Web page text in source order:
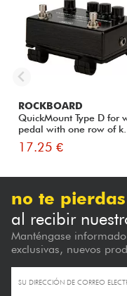
ROCKBOARD
QuickMount Type D for
pedal with one row of
17.25 €
no te
al recibir
Manténgase
exclusivas, nuevos